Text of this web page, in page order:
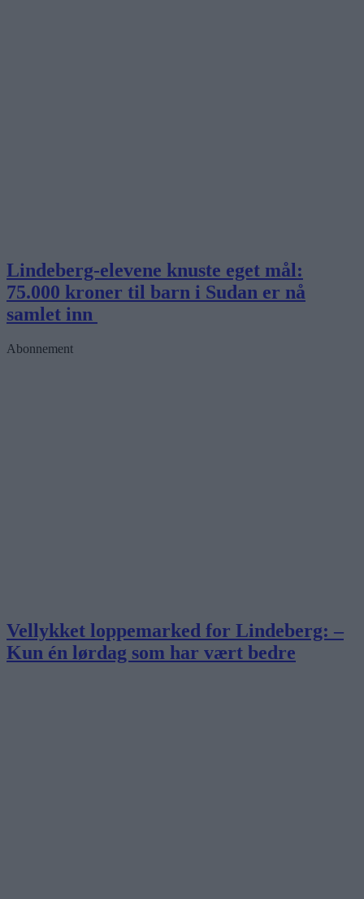
Lindeberg-elevene knuste eget mål:
75.000 kroner til barn i Sudan er nå
samlet inn
Abonnement
Vellykket loppemarked for Lindeberg: –
Kun én lørdag som har vært bedre